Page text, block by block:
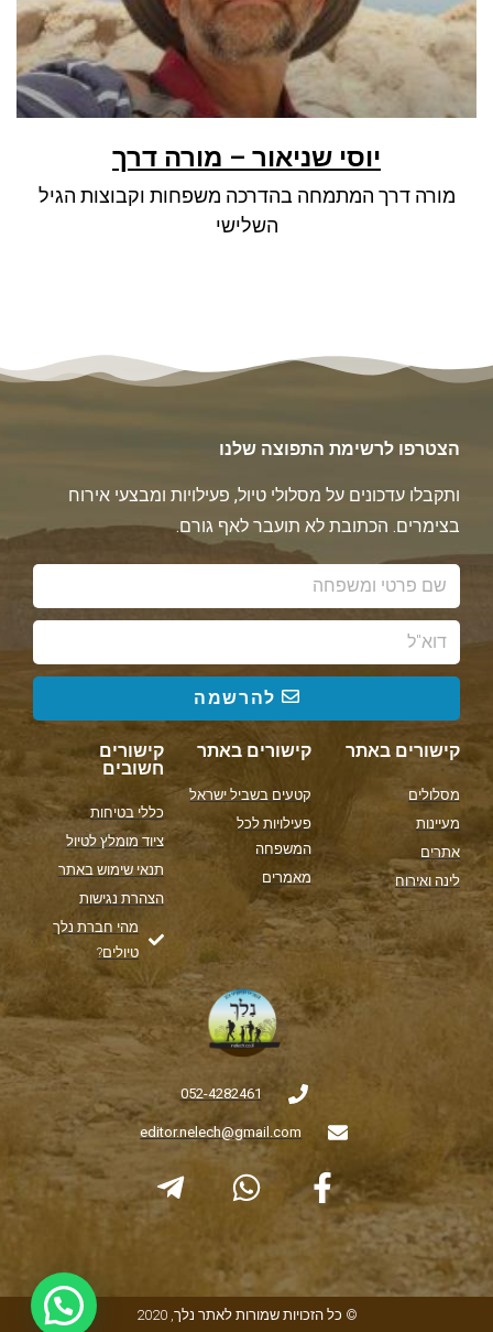
יוסי שניאור – מורה דרך
מורה דרך המתמחה בהדרכה משפחות וקבוצות הגיל
השלישי
הצטרפו לרשימת התפוצה שלנו
ותקבלו עדכונים על מסלולי טיול, פעילויות ומבצעי אירוח
בצימרים. הכתובת לא תועבר לאף גורם.
להרשמה
קישורים באתר
מסלולים
מעיינות
אתרים
לינה ואירוח
קישורים באתר
קטעים בשביל ישראל
פעילויות לכל
המשפחה
מאמרים
קישורים
חשובים
כללי בטיחות
ציוד מומלץ לטיול
תנאי שימוש באתר
הצהרת נגישות
מהי חברת נלך
טיולים?
052-4282461
editor.nelech@gmail.com
© כל הזכויות שמורות לאתר נלך, 2020